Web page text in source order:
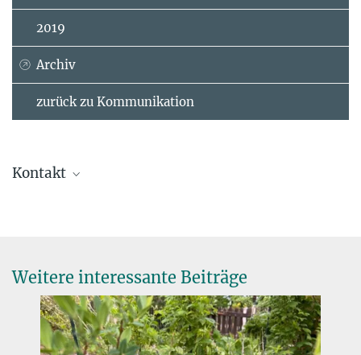
2019
Archiv
zurück zu Kommunikation
Kontakt
Anke Bebber
Wissenschaftskommunikation
Weitere interessante Beiträge